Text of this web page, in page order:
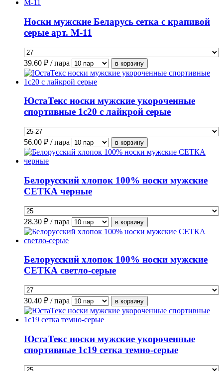
Носки мужские Беларусь сетка с крапивой
серые арт. М-11
39.60 ₽ / пара
ЮстаТекс носки мужские укороченные
спортивные 1с20 с лайкрой серые
56.00 ₽ / пара
Белорусский хлопок 100% носки мужские
СЕТКА черные
28.30 ₽ / пара
Белорусский хлопок 100% носки мужские
СЕТКА светло-серые
30.40 ₽ / пара
ЮстаТекс носки мужские укороченные
спортивные 1с19 сетка темно-серые